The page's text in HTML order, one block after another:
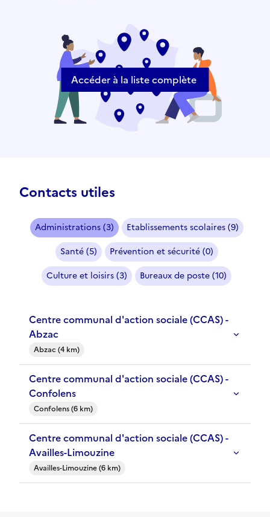
Accéder à la liste complète
Contacts utiles
Administrations (3)
Etablissements scolaires (9)
Santé (5)
Prévention et sécurité (0)
Culture et loisirs (3)
Bureaux de poste (10)
Centre communal d'action sociale (CCAS) -
Abzac
Abzac (4 km)
Centre communal d'action sociale (CCAS) -
Confolens
Confolens (6 km)
Centre communal d'action sociale (CCAS) -
Availles-Limouzine
Availles-Limouzine (6 km)